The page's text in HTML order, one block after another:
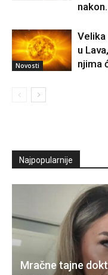
Novosti
Velika
u
njima
Najpopularnije
Mračne tajne